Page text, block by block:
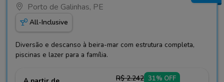
Porto de Galinhas, PE
All-Inclusive
Diversão e descanso à beira-mar com estrutura completa,
piscinas e lazer para a família.
R$ 2.242 31% OFF